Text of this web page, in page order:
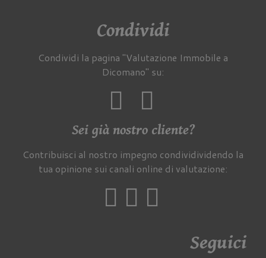
Condividi
Condividi la pagina "Valutazione Immobile a
Dicomano" su:
Sei già nostro cliente?
Contribuisci al nostro impegno condividividendo la
tua opinione sui canali online di valutazione:
Seguici